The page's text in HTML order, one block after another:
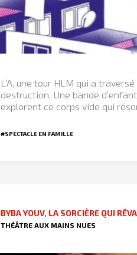
L’A, une tour HLM qui a
destruction. Une bande
explorent ce corps vide qui
#SPECTACLE EN FAMILLE
BYBA YOUV, LA SORCIÈRE QUI
THÉÂTRE AUX MAINS NUES